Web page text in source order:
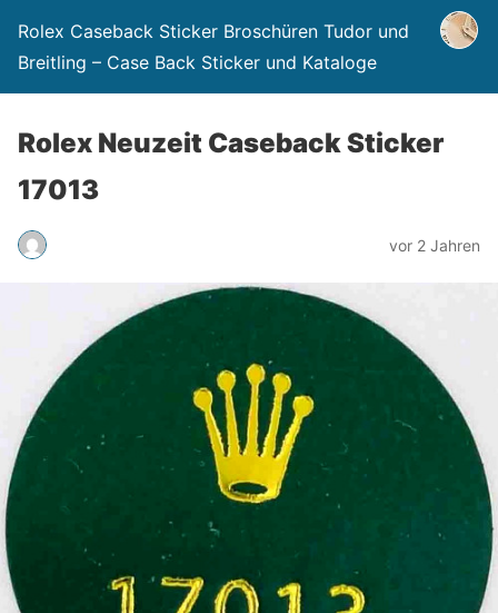
Rolex Caseback Sticker Broschüren Tudor und
Breitling – Case Back Sticker und Kataloge
Rolex Neuzeit Caseback Sticker
17013
vor 2 Jahren